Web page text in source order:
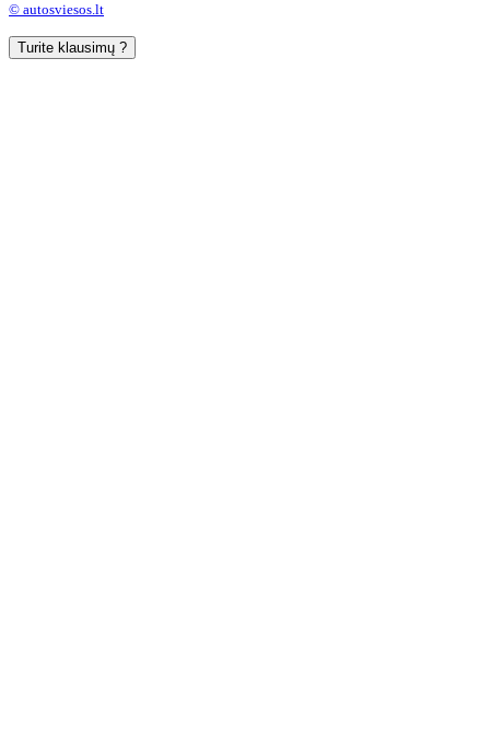
© autosviesos.lt
Turite klausimų ?